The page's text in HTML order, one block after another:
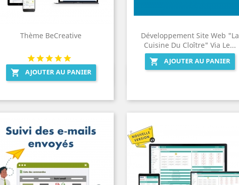
Thème BeCreative
 AJOUTER AU PANIER
Aperçu rapide
Développement Site Web "La
Cuisine Du Cloître" Via Le...

AJOUTER AU PANIER